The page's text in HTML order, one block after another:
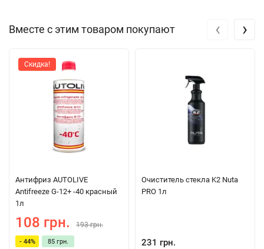
Вместе с этим товаром покупают
Скидка!
Антифриз AUTOLIVE
Antifreeze G-12+ -40 красный
1л
108 грн. 193 грн.
- 44% 85 грн.
Очиститель стекла K2 Nuta
PRO 1л
231 грн.
‹ ›